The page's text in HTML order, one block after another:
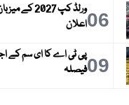
06
ورلڈ کپ
اعلان
09پی ٹی اے کا ای سم کے
فیصلہ